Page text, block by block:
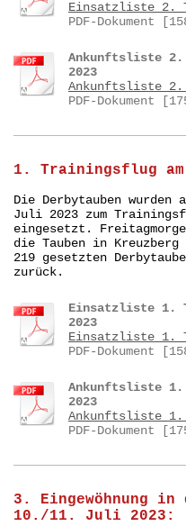
Einsatzliste 2.
PDF-Dokument
Ankunftsliste
2023
Ankunftsliste 2.
PDF-Dokument
1. Trainingsflug
Die Derbytauben wurden
Juli 2023 zum
eingesetzt.
die Tauben in
219 gesetzten
zurück.
Einsatzliste 1.
2023
Einsatzliste 1.
PDF-Dokument
Ankunftsliste
2023
Ankunftsliste 1.
PDF-Dokument
3. Eingewöhnung in
10./11. Juli 2023: